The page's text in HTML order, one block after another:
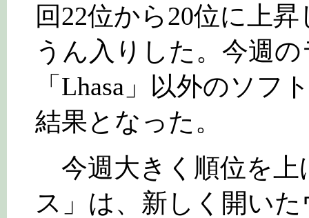
回22位から20位に上
うん入りした。今週
「Lhasa」以外のソ
結果となった。
今週大きく順位を上
ス」は、新しく開い